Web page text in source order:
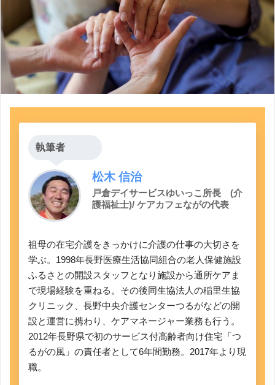
執筆者
松木 信治
戸倉デイサービスゆいっこ所長 (介
護福祉士)/ ケアカフェながの代表
祖母の在宅介護をきっかけに介護の仕事の大切さを
学ぶ。1998年長野医療生活協同組合の老人保健施設
ふるさとの開設スタッフとなり施設から通所ケアま
で現場経験を重ねる。その後同生協法人の稲里生協
クリニック、長野中央介護センターつるがなどの開
設と運営に携わり、ケアマネージャー業務も行う。
2012年長野県で初のサービス付高齢者向け住宅「つ
るがの風」の責任者として6年間勤務。2017年より現
職。